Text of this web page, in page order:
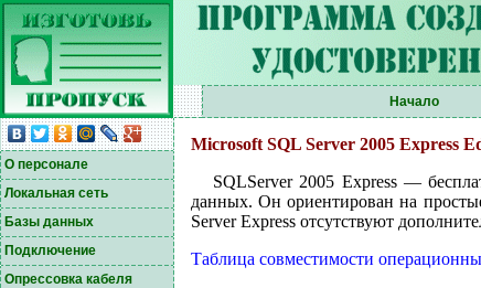
Начало
О персонале
Локальная сеть
Базы данных
Подключение
Опрессовка кабеля
Microsoft SQL Server 2005 Express
SQLServer 2005 Express —
данных. Он ориентирован на
Server Express отсутствуют
Таблица совместимости